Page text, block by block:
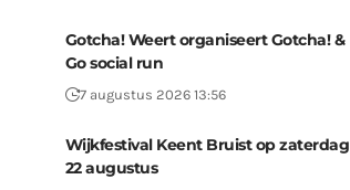
Gotcha! Weert organiseert Gotcha! &
Go social run
7 augustus 2026 13:56
Wijkfestival Keent Bruist op zaterdag
22 augustus